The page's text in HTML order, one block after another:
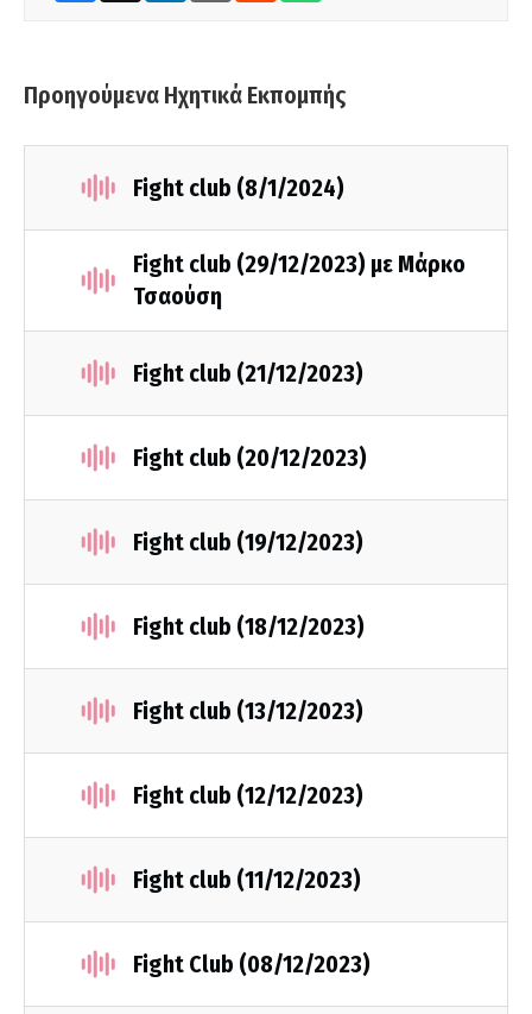
Προηγούμενα Ηχητικά Εκπομπής
Fight club (8/1/2024)
Fight club (29/12/2023) με Μάρκο
Τσαούση
Fight club (21/12/2023)
Fight club (20/12/2023)
Fight club (19/12/2023)
Fight club (18/12/2023)
Fight club (13/12/2023)
Fight club (12/12/2023)
Fight club (11/12/2023)
Fight Club (08/12/2023)